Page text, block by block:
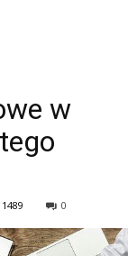
w
1489 0